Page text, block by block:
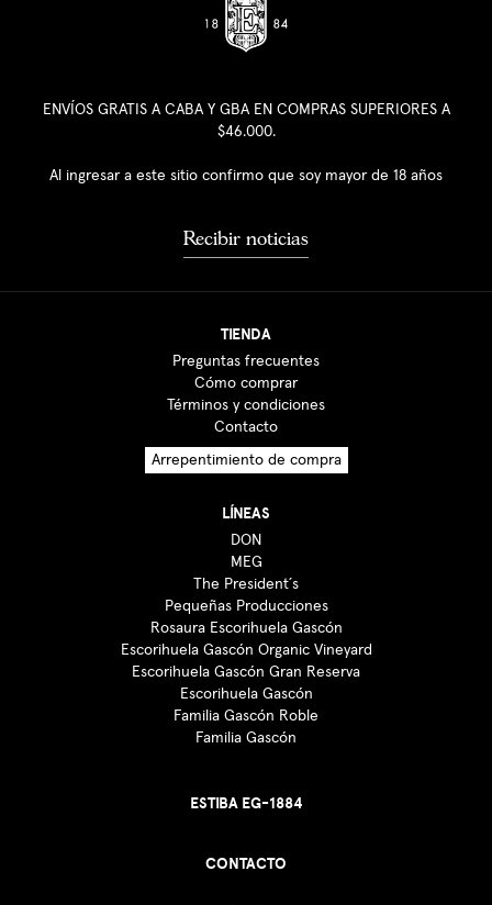
ENVÍOS GRATIS A CABA Y GBA EN COMPRAS SUPERIORES A
$46.000.
Al ingresar a este sitio confirmo que soy mayor de 18 años
Recibir noticias
TIENDA
Preguntas frecuentes
Cómo comprar
Términos y condiciones
Contacto
Arrepentimiento de compra
LÍNEAS
DON
MEG
The President´s
Pequeñas Producciones
Rosaura Escorihuela Gascón
Escorihuela Gascón Organic Vineyard
Escorihuela Gascón Gran Reserva
Escorihuela Gascón
Familia Gascón Roble
Familia Gascón
ESTIBA EG-1884
CONTACTO